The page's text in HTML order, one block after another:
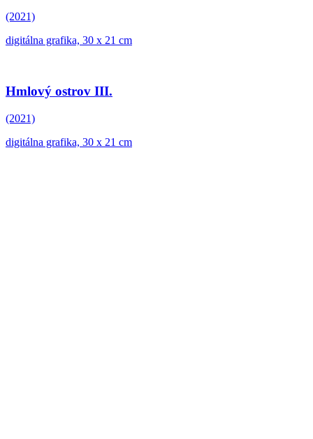
(2021)
digitálna grafika, 30 x 21 cm
Hmlový ostrov III.
(2021)
digitálna grafika, 30 x 21 cm